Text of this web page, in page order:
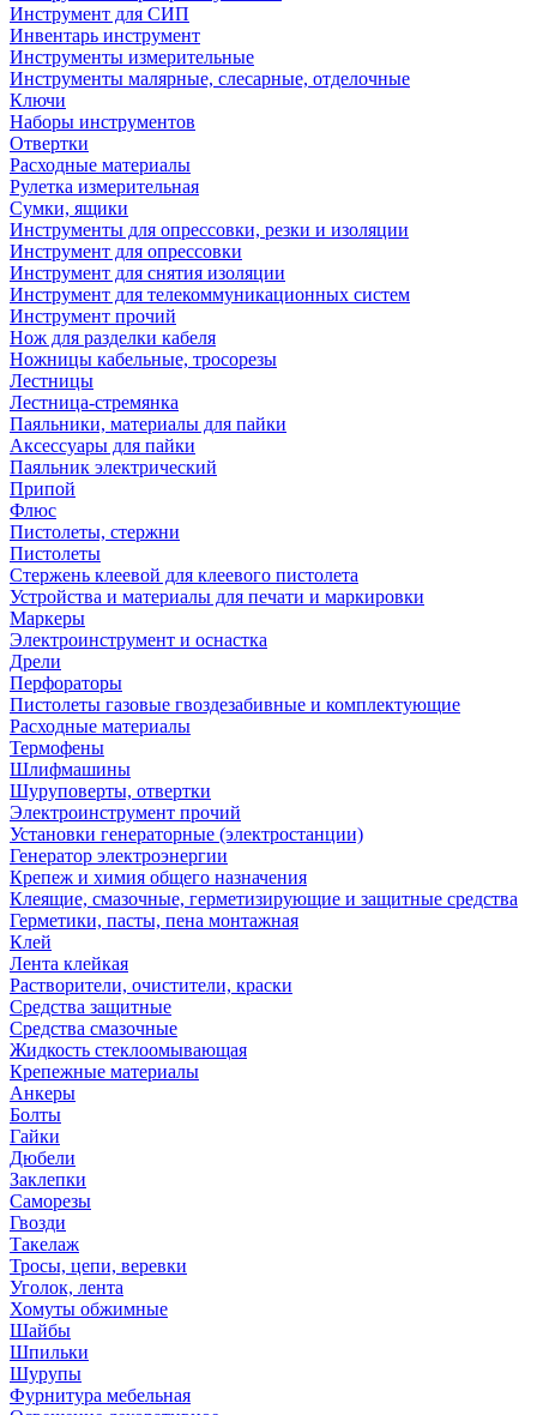
Инструмент для СИП
Инвентарь инструмент
Инструменты измерительные
Инструменты малярные, слесарные, отделочные
Ключи
Наборы инструментов
Отвертки
Расходные материалы
Рулетка измерительная
Сумки, ящики
Инструменты для опрессовки, резки и изоляции
Инструмент для опрессовки
Инструмент для снятия изоляции
Инструмент для телекоммуникационных систем
Инструмент прочий
Нож для разделки кабеля
Ножницы кабельные, тросорезы
Лестницы
Лестница-стремянка
Паяльники, материалы для пайки
Аксессуары для пайки
Паяльник электрический
Припой
Флюс
Пистолеты, стержни
Пистолеты
Стержень клеевой для клеевого пистолета
Устройства и материалы для печати и маркировки
Маркеры
Электроинструмент и оснастка
Дрели
Перфораторы
Пистолеты газовые гвоздезабивные и комплектующие
Расходные материалы
Термофены
Шлифмашины
Шуруповерты, отвертки
Электроинструмент прочий
Установки генераторные (электростанции)
Генератор электроэнергии
Крепеж и химия общего назначения
Клеящие, смазочные, герметизирующие и защитные средства
Герметики, пасты, пена монтажная
Клей
Лента клейкая
Растворители, очистители, краски
Средства защитные
Средства смазочные
Жидкость стеклоомывающая
Крепежные материалы
Анкеры
Болты
Гайки
Дюбели
Заклепки
Саморезы
Гвозди
Такелаж
Тросы, цепи, веревки
Уголок, лента
Хомуты обжимные
Шайбы
Шпильки
Шурупы
Фурнитура мебельная